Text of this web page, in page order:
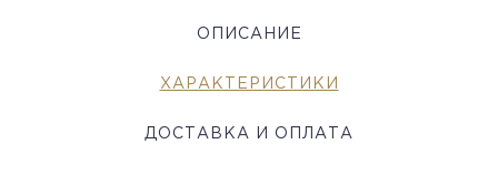
ОПИСАНИЕ
ХАРАКТЕРИСТИКИ
ДОСТАВКА И ОПЛАТА